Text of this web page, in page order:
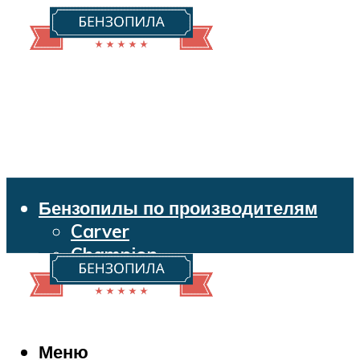
Бензопилы по производителям
Carver
Champion
Echo
Husqvarna
Makita
Меню